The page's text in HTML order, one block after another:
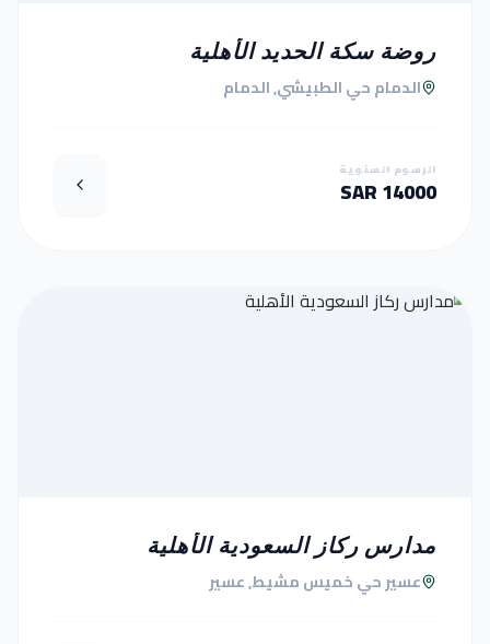
روضة سكة الحديد الأهلية
الدمام حي الطبيشي, الدمام
الرسوم السنوية
14000 SAR
مدارس ركاز السعودية الأهلية
عسير حي خميس مشيط, عسير